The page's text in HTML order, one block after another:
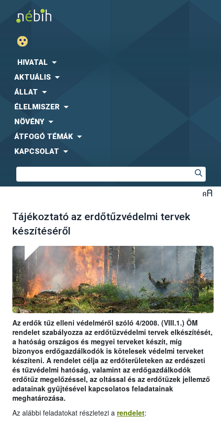
HIVATAL
AKTUÁLIS
ÁLLAT
ÉLELMISZER
NÖVÉNY
ÁTFOGÓ TÉMÁK
KAPCSOLAT
Tájékoztató az erdőtűzvédelmi tervek
készítéséről
Az erdők tűz elleni védelméről szóló 4/2008. (VIII.1.) ÖM
rendelet szabályozza az erdőtűzvédelmi tervek elkészítését,
a hatóság országos és megyei terveket készít, míg
bizonyos erdőgazdálkodók is kötelesek védelmi terveket
készíteni. A rendelet célja az erdőterületeken az erdészeti
és tűzvédelmi hatóság, valamint az erdőgazdálkodók
erdőtűz megelőzéssel, az oltással és az erdőtüzek jellemző
adatainak gyűjtésével kapcsolatos feladatainak
meghatározása.
Az alábbi feladatokat részletezi a rendelet: